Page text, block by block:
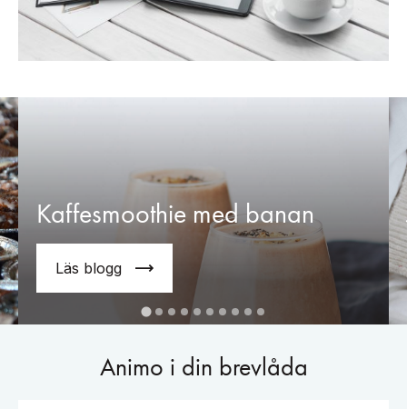
Kaffesmoothie med banan
Läs blogg
Animo i din brevlåda